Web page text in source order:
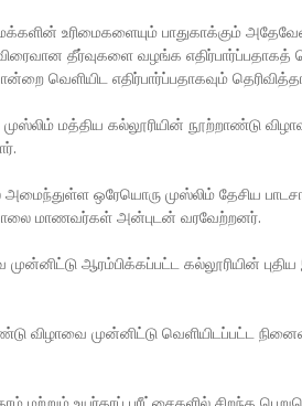
உரிமைகளையும் பாதுகாக்கும்
தீர்வுகளை வழங்க எதிர்பார்ப்பதாகத்
வெளியிட எதிர்பார்ப்பதாகவும்
முஸ்லிம் மத்திய கல்லூரியின் நூற்றாண்டு
ஒரேயொரு முஸ்லிம் தேசிய
மாணவர்கள் அன்புடன் வரவேற்றனர்.
முன்னிட்டு ஆரம்பிக்கப்பட்ட கல்லூரியின்
விழாவை முன்னிட்டு வெளியிடப்பட்ட